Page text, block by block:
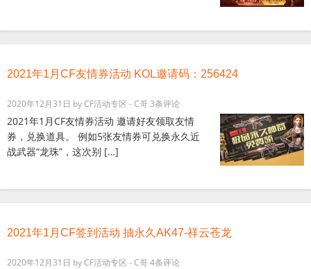
2021年1月CF友情券活动 KOL邀请码：256424
2020年12月31日 byCF活动专区 - C哥3条评论
2021年1月CF友情券活动 邀请好友领取友情
券，兑换道具。 例如5张友情券可兑换永久近
战武器“龙珠”，这次别 […]
2021年1月CF签到活动 抽永久AK47-祥云苍龙
2020年12月31日 byCF活动专区 - C哥4条评论